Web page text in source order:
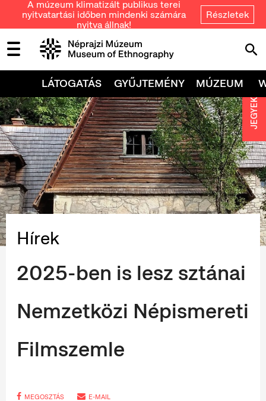
A múzeum klimatizált publikus terei
nyitvatartási időben mindenki számára
nyitva állnak!
Részletek
LÁTOGATÁS GYŰJTEMÉNY MÚZEUM
Hírek
2025-ben is lesz sztánai
Nemzetközi Népismereti
Filmszemle
MEGOSZTÁS E-MAIL
JEGYEK